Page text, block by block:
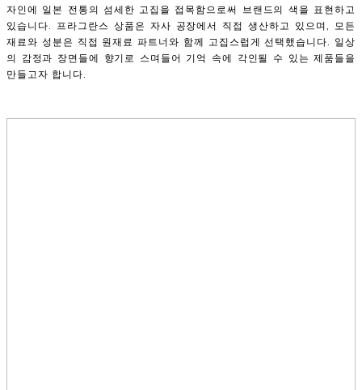
자인에 일본 전통의 섬세한 고집을 접목함으로써 브랜드의 색을 표현하고
있습니다. 프라그란스 상품은 자사 공장에서 직접 생산하고 있으며, 모든
재료와 성분은 직접 원재료 파트너와 함께 고집스럽게 선택했습니다. 일상
의 감정과 장면들에 향기로 스며들어 기억 속에 각인될 수 있는 제품들을
만들고자 합니다.